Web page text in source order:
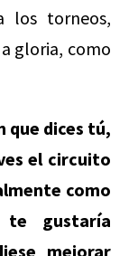
los torneos,
gloria, como
que dices tú,
el circuito
como
gustaría
mejorar